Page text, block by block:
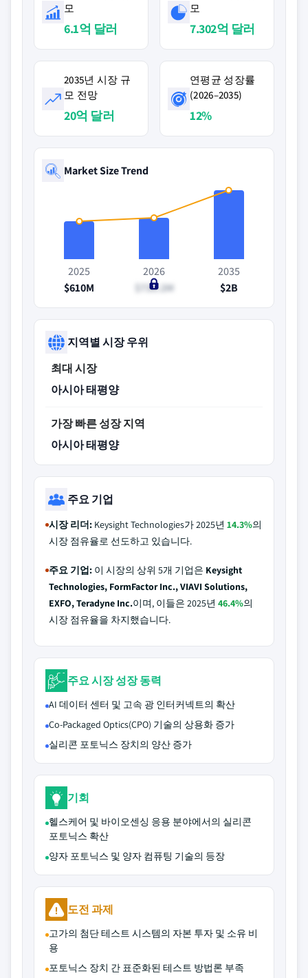
모
6.1억 달러
모
7.302억 달러
2035년 시장 규
모 전망
20억 달러
연평균 성장률
(2026–2035)
12%
Market Size Trend
2025
$610M
2026
$730.2M
2035
$2B
지역별 시장 우위
최대 시장
아시아 태평양
가장 빠른 성장 지역
아시아 태평양
주요 기업
시장 리더: Keysight Technologies가 2025년 14.3%의
시장 점유율로 선도하고 있습니다.
주요 기업: 이 시장의 상위 5개 기업은 Keysight
Technologies, FormFactor Inc., VIAVI Solutions,
EXFO, Teradyne Inc.이며, 이들은 2025년 46.4%의
시장 점유율을 차지했습니다.
주요 시장 성장 동력
AI 데이터 센터 및 고속 광 인터커넥트의 확산
Co-Packaged Optics(CPO) 기술의 상용화 증가
실리콘 포토닉스 장치의 양산 증가
기회
헬스케어 및 바이오센싱 응용 분야에서의 실리콘
포토닉스 확산
양자 포토닉스 및 양자 컴퓨팅 기술의 등장
도전 과제
고가의 첨단 테스트 시스템의 자본 투자 및 소유 비
용
포토닉스 장치 간 표준화된 테스트 방법론 부족